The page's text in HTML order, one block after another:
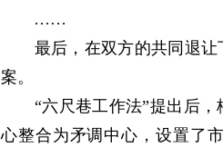
……
最后，在双方的共同退让
案。
“六尺巷工作法”提出后，
心整合为矛调中心，设置了